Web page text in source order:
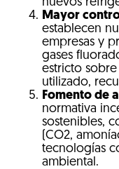
Mayor
establecen
empresas y
gases
estricto
utilizado,
Fomento de
normativa
sostenibles,
(CO2,
tecnologías
ambiental.